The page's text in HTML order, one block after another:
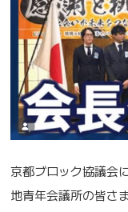
京都ブロック協議会
地青年会議所の皆さ